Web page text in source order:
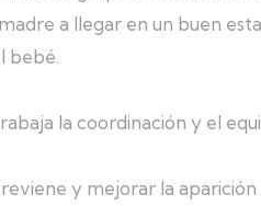
a llegar en un buen
bebé.
la coordinación y el
y mejorar la